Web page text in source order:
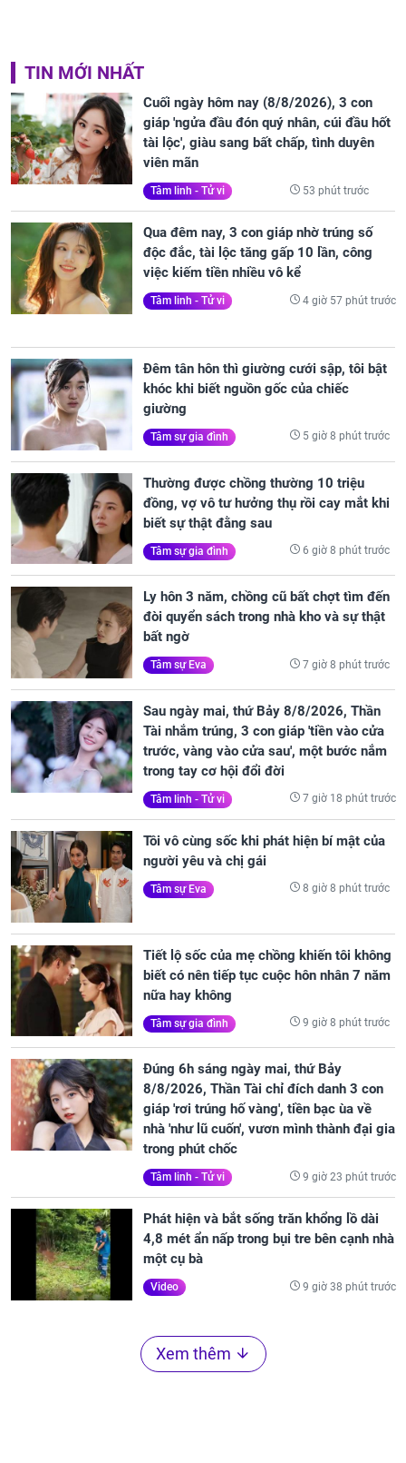
TIN MỚI NHẤT
Cuối ngày hôm nay (8/8/2026), 3 con
giáp 'ngửa đầu đón quý nhân, cúi đầu hốt
tài lộc', giàu sang bất chấp, tình duyên
viên mãn
Tâm linh - Tử vi 53 phút trước
Qua đêm nay, 3 con giáp nhờ trúng số
độc đắc, tài lộc tăng gấp 10 lần, công
việc kiếm tiền nhiều vô kể
Tâm linh - Tử vi 4 giờ 57 phút trước
Đêm tân hôn thì giường cưới sập, tôi bật
khóc khi biết nguồn gốc của chiếc
giường
Tâm sự gia đình 5 giờ 8 phút trước
Thường được chồng thường 10 triệu
đồng, vợ vô tư hưởng thụ rồi cay mắt khi
biết sự thật đằng sau
Tâm sự gia đình 6 giờ 8 phút trước
Ly hôn 3 năm, chồng cũ bất chợt tìm đến
đòi quyển sách trong nhà kho và sự thật
bất ngờ
Tâm sự Eva 7 giờ 8 phút trước
Sau ngày mai, thứ Bảy 8/8/2026, Thần
Tài nhắm trúng, 3 con giáp 'tiền vào cửa
trước, vàng vào cửa sau', một bước nắm
trong tay cơ hội đổi đời
Tâm linh - Tử vi 7 giờ 18 phút trước
Tôi vô cùng sốc khi phát hiện bí mật của
người yêu và chị gái
Tâm sự Eva 8 giờ 8 phút trước
Tiết lộ sốc của mẹ chồng khiến tôi không
biết có nên tiếp tục cuộc hôn nhân 7 năm
nữa hay không
Tâm sự gia đình 9 giờ 8 phút trước
Đúng 6h sáng ngày mai, thứ Bảy
8/8/2026, Thần Tài chỉ đích danh 3 con
giáp 'rơi trúng hố vàng', tiền bạc ùa về
nhà 'như lũ cuốn', vươn mình thành đại gia
trong phút chốc
Tâm linh - Tử vi 9 giờ 23 phút trước
Phát hiện và bắt sống trăn khổng lồ dài
4,8 mét ẩn nấp trong bụi tre bên cạnh nhà
một cụ bà
Video 9 giờ 38 phút trước
Xem thêm